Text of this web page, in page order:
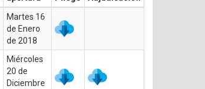
Martes 16
de Enero
de 2018
Miércoles
20 de
Diciembre